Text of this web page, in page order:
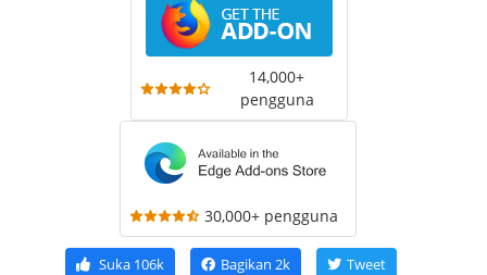
14,000+
pengguna
30,000+ pengguna
Suka106k Bagikan 2k Tweet